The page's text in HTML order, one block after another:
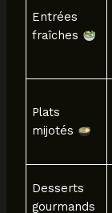
Entrées
fraîches
Plats
mijotés
Desserts
gourmands